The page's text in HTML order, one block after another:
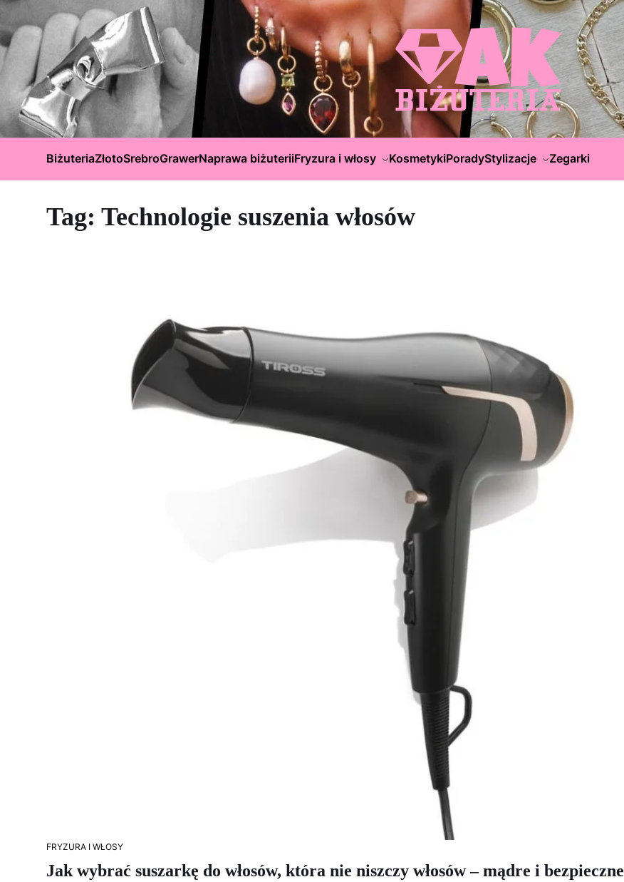
BiżuteriaZłotoSrebroGrawerNaprawa biżuteriiFryzura i włosy KosmetykiPoradyStylizacje Zegarki
Tag: Technologie suszenia włosów
FRYZURA I WŁOSY
Jak wybrać suszarkę do włosów, która nie niszczy włosów – mądre i bezpieczne